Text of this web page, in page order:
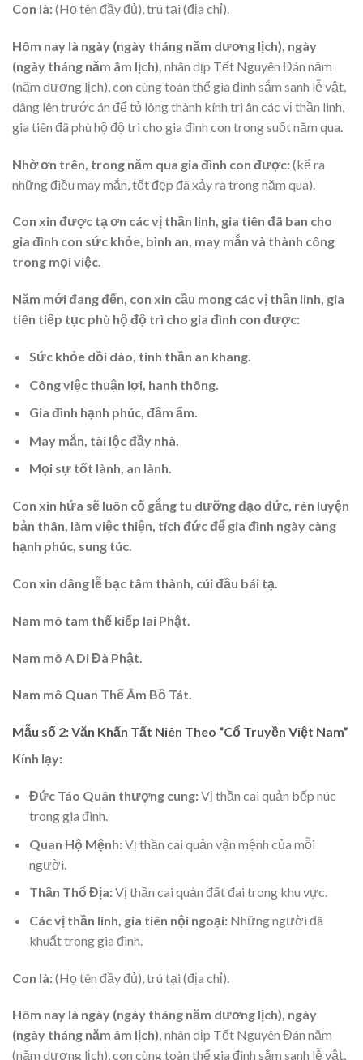
Con là:(Họ tên đầy đủ), trú tại (địa chỉ).
Hôm nay là ngày (ngày tháng năm dương lịch), ngày
(ngày tháng năm âm lịch), nhân dịp Tết Nguyên Đán năm
(năm dương lịch), con cùng toàn thể gia đình sắm sanh lễ vật,
dâng lên trước án để tỏ lòng thành kính tri ân các vị thần linh,
gia tiên đã phù hộ độ trì cho gia đình con trong suốt năm qua.
Nhờ ơn trên, trong năm qua gia đình con được:(kể ra
những điều may mắn, tốt đẹp đã xảy ra trong năm qua).
Con xin được tạ ơn các vị thần linh, gia tiên đã ban cho
gia đình con sức khỏe, bình an, may mắn và thành công
trong mọi việc.
Năm mới đang đến, con xin cầu mong các vị thần linh, gia
tiên tiếp tục phù hộ độ trì cho gia đình con được:
Sức khỏe dồi dào, tinh thần an khang.
Công việc thuận lợi, hanh thông.
Gia đình hạnh phúc, đầm ấm.
May mắn, tài lộc đầy nhà.
Mọi sự tốt lành, an lành.
Con xin hứa sẽ luôn cố gắng tu dưỡng đạo đức, rèn luyện
bản thân, làm việc thiện, tích đức để gia đình ngày càng
hạnh phúc, sung túc.
Con xin dâng lễ bạc tâm thành, cúi đầu bái tạ.
Nam mô tam thế kiếp lai Phật.
Nam mô A Di Đà Phật.
Nam mô Quan Thế Âm Bồ Tát.
Mẫu số 2: Văn Khấn Tất Niên Theo “Cổ Truyền Việt Nam”
Kính lạy:
Đức Táo Quân thượng cung:Vị thần cai quản bếp núc
trong gia đình.
Quan Hộ Mệnh:Vị thần cai quản vận mệnh của mỗi
người.
Thần Thổ Địa:Vị thần cai quản đất đai trong khu vực.
Các vị thần linh, gia tiên nội ngoại:Những người đã
khuất trong gia đình.
Con là:(Họ tên đầy đủ), trú tại (địa chỉ).
Hôm nay là ngày (ngày tháng năm dương lịch), ngày
(ngày tháng năm âm lịch), nhân dịp Tết Nguyên Đán năm
(năm dương lịch), con cùng toàn thể gia đình sắm sanh lễ vật,